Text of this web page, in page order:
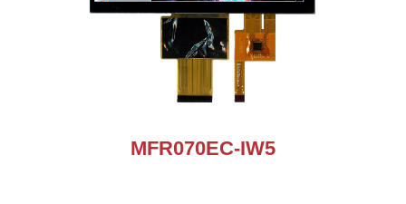
MFR070EC-IW5